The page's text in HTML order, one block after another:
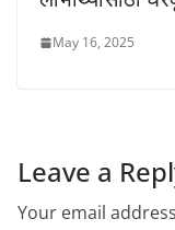
May 16, 2025
Leave a
Your email